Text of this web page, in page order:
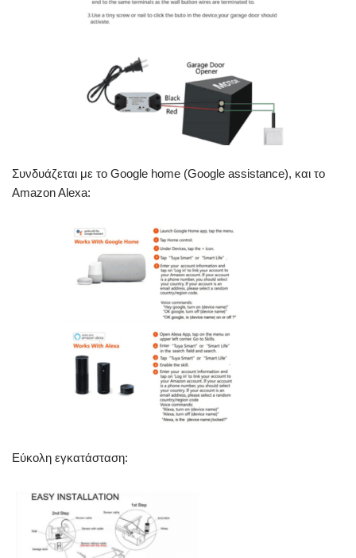
Συνδυάζεται με το Google home (Google assistance), και το
Amazon Alexa:
Εύκολη εγκατάσταση: